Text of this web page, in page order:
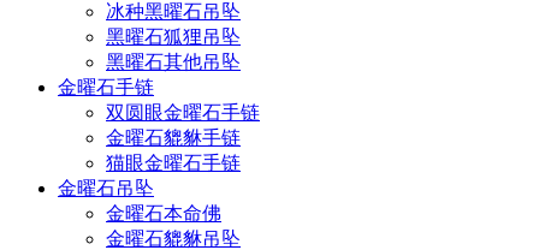
冰种黑曜石吊坠
黑曜石狐狸吊坠
黑曜石其他吊坠
金曜石手链
双圆眼金曜石手链
金曜石貔貅手链
猫眼金曜石手链
金曜石吊坠
金曜石本命佛
金曜石貔貅吊坠